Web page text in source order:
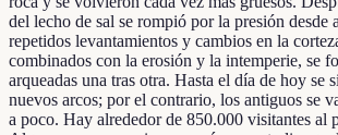
del lecho de sal se rompió por la presión desde
repetidos levantamientos y cambios en la
combinados con la erosión y la intemperie, se
arqueadas una tras otra. Hasta el día de hoy se
nuevos arcos; por el contrario, los antiguos se
a poco. Hay alrededor de 850.000 visitantes al